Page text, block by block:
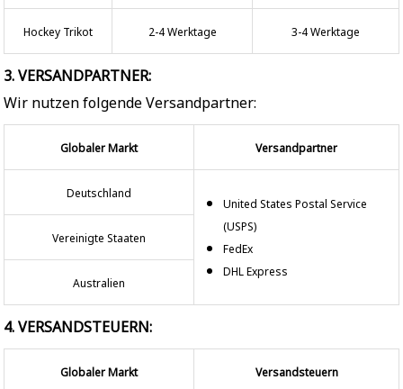
Hockey Trikot 2-4 Werktage 3-4 Werktage
3. VERSANDPARTNER:
Wir nutzen folgende Versandpartner:
Globaler Markt Versandpartner
Deutschland
United States Postal Service
(USPS)
FedEx
DHL Express
Vereinigte Staaten
Australien
4. VERSANDSTEUERN:
Globaler Markt Versandsteuern